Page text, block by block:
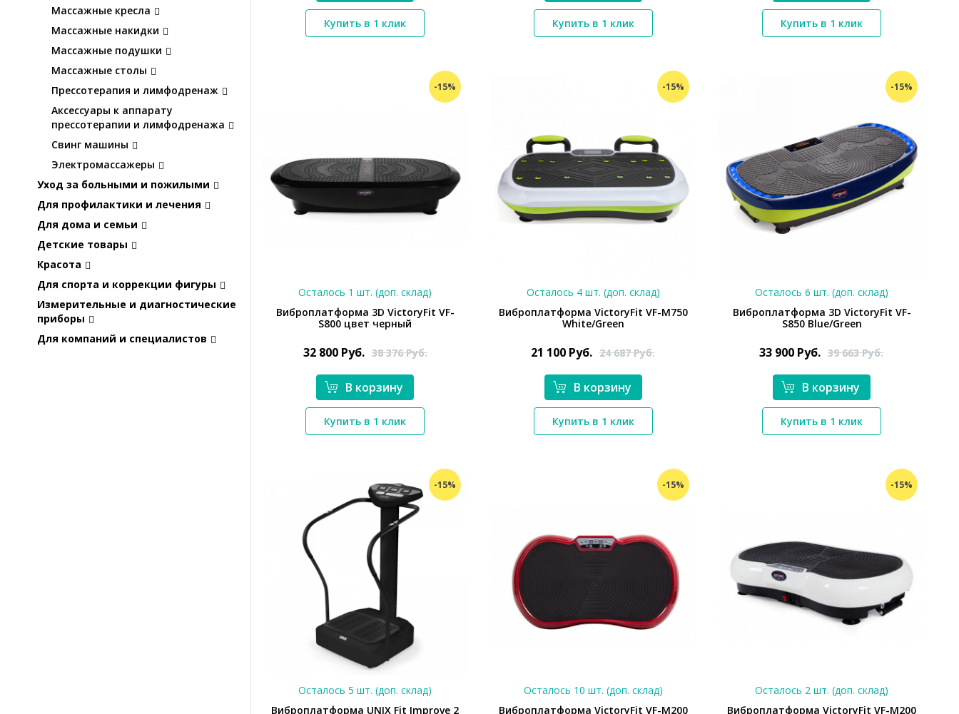
Массажные кресла
Массажные накидки
Массажные подушки
Массажные столы
Прессотерапия и лимфодренаж
Аксессуары к аппарату
прессотерапии и лимфодренажа
Свинг машины
Электромассажеры
Уход за больными и пожилыми
Для профилактики и лечения
Для дома и семьи
Детские товары
Красота
Для спорта и коррекции фигуры
Измерительные и диагностические
приборы
Для компаний и специалистов
*}
Купить в 1 клик
*}
Купить в 1 клик
*}
Купить в 1 клик
-15%
*}
Осталось 1 шт. (доп. склад)
Виброплатформа 3D VictoryFit VF-
S800 цвет черный
32 800 Руб. 38 376Руб.
В корзину
Купить в 1 клик
-15%
*}
Осталось 4 шт. (доп. склад)
Виброплатформа VictoryFit VF-M750
White/Green
21 100 Руб. 24 687Руб.
В корзину
Купить в 1 клик
-15%
*}
Осталось 6 шт. (доп. склад)
Виброплатформа 3D VictoryFit VF-
S850 Blue/Green
33 900 Руб. 39 663Руб.
В корзину
Купить в 1 клик
-15%
Осталось 5 шт. (доп. склад)
Виброплатформа UNIX Fit Improve 2
-15%
Осталось 10 шт. (доп. склад)
Виброплатформа VictoryFit VF-M200
-15%
Осталось 2 шт. (доп. склад)
Виброплатформа VictoryFit VF-M200